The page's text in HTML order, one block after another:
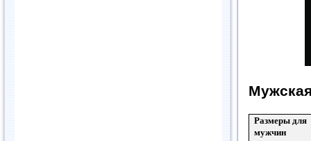
Размеры для
мужчин